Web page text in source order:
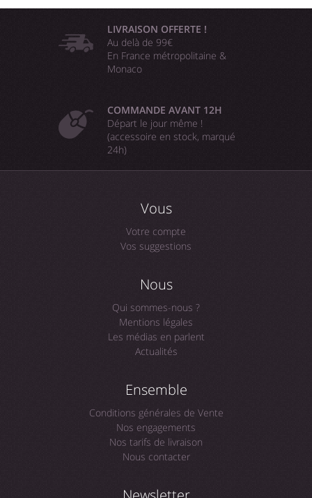
LIVRAISON OFFERTE !
Au delà de 99€
En France métropolitaine &
Monaco
COMMANDE AVANT 12H
Départ le jour même !
(accessoire en stock, marqué
24h)
Vous
Votre compte
Vos suggestions
Nous
Qui sommes-nous ?
Mentions légales
Les médias en parlent
Actualités
Ensemble
Conditions générales de Vente
Nos engagements
Nos tarifs de livraison
Nous contacter